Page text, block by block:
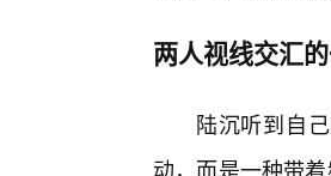
两人视线交汇
陆沉听到自
动，而是一种带